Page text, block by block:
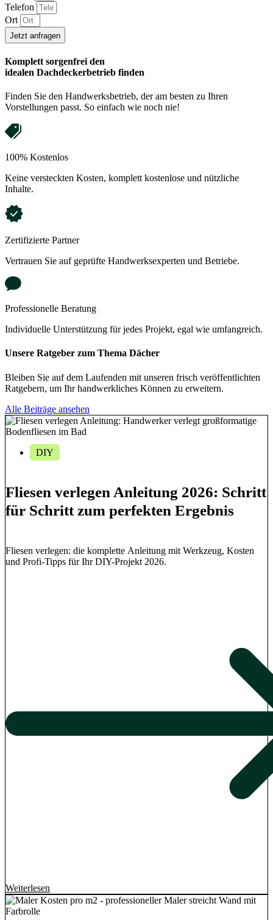
Telefon
Ort
Jetzt anfragen
Komplett sorgenfrei den
idealen Dachdeckerbetrieb finden
Finden Sie den Handwerksbetrieb, der am besten zu Ihren
Vorstellungen passt. So einfach wie noch nie!
100% Kostenlos
Keine versteckten Kosten, komplett kostenlose und nützliche
Inhalte.
Zertifizierte Partner
Vertrauen Sie auf geprüfte Handwerksexperten und Betriebe.
Professionelle Beratung
Individuelle Unterstützung für jedes Projekt, egal wie umfangreich.
Unsere Ratgeber zum Thema Dächer
Bleiben Sie auf dem Laufenden mit unseren frisch veröffentlichten
Ratgebern, um Ihr handwerkliches Können zu erweitern.
Alle Beiträge ansehen
DIY
Fliesen verlegen Anleitung 2026: Schritt
für Schritt zum perfekten Ergebnis
Fliesen verlegen: die komplette Anleitung mit Werkzeug, Kosten
und Profi-Tipps für Ihr DIY-Projekt 2026.
Weiterlesen